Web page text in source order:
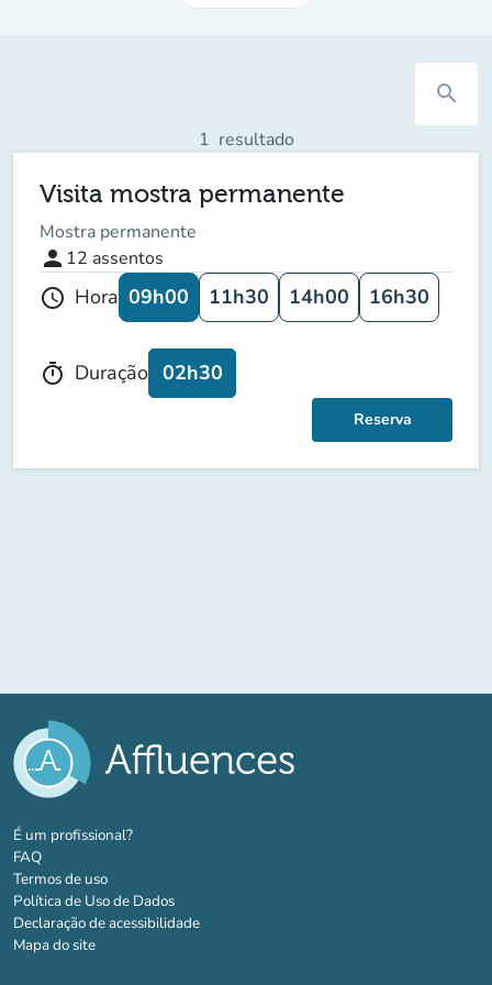
search
1 resultado
Visita mostra permanente
Mostra permanente
person 12 assentos
schedule Hora 09h00 11h30 14h00 16h30
timer Duração 02h30
Reserva
É um profissional?(novo separador)
FAQ
Termos de uso
Política de Uso de Dados
Declaração de acessibilidade
Mapa do site